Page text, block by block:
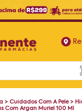
> Cuidados Com A Pele>
Com Argan Muriel 100 Ml